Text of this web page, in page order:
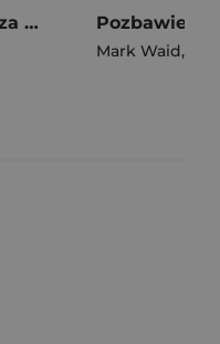
Ruch oporu. Władza absolutna. Tom 2
Mark Waid,